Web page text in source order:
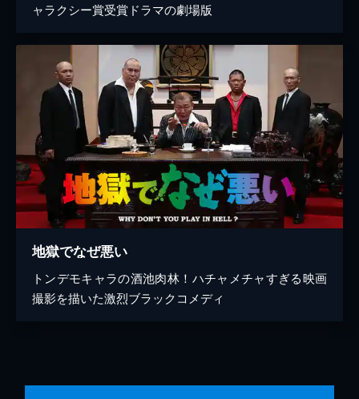
ャラクシー賞受賞ドラマの劇場版
地獄でなぜ悪い
トンデモキャラの酒池肉林！ハチャメチャすぎる映画
撮影を描いた激烈ブラックコメディ